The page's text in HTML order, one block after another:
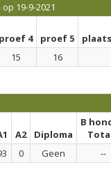
19-9-2021
proef 4 proef 5
15 16
A2 Diploma
B
0 Geen --